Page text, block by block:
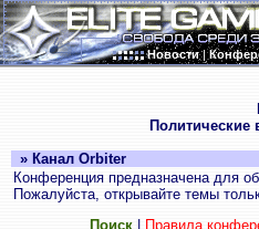
Новости|
» Канал Orbiter
Конференция предназначена для
Пожалуйста, открывайте темы
Поиск| Правила